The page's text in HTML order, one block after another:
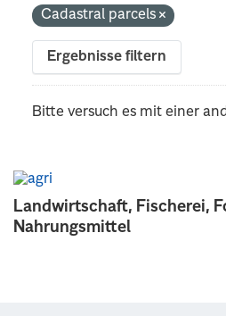
Landwirtschaft, Fischerei,
Nahrungsmittel
Cadastral parcels
Ergebnisse filtern
Bitte versuch es mit einer